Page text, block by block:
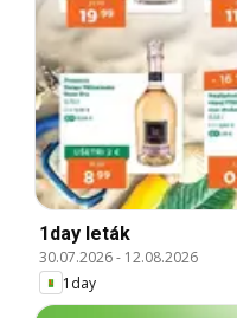
1day leták
30.07.2026- 12.08.2026
1day